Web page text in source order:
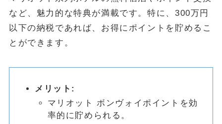
など、魅力的な特典が満載です。特に、300万円
以下の納税であれば、お得にポイントを貯めるこ
とができます。
メリット:
マリオット ボンヴォイポイントを効
率的に貯められる。